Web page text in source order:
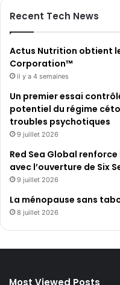
Recent Tech News
Actus Nutrition obtient
Corporation™
il y a 4 semaines
Un premier essai
potentiel du régime
troubles psychotiques
9 juillet 2026
Red Sea Global
avec l’ouverture de Six
9 juillet 2026
La ménopause sans
8 juillet 2026